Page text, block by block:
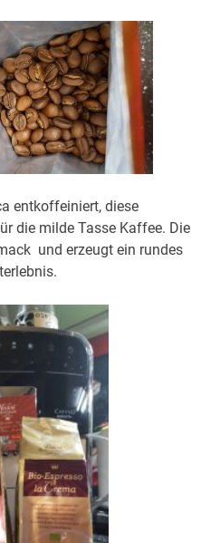
entkoffeiniert, diese
die milde Tasse Kaffee. Die
und erzeugt ein rundes